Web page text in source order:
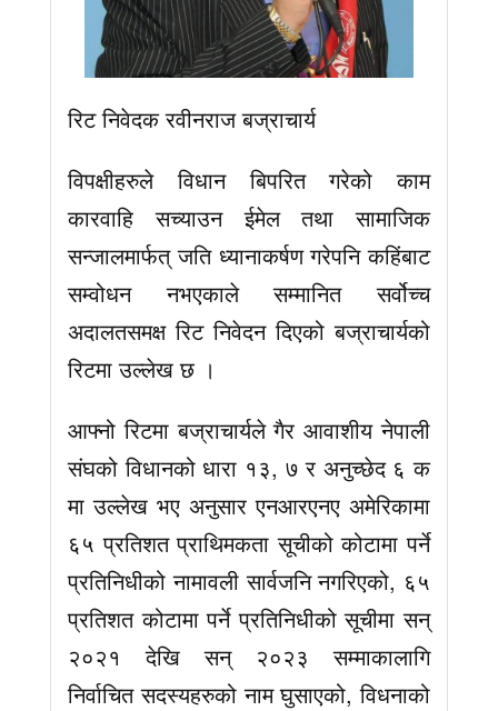
रिट निवेदक रवीनराज बज्राचार्य
विपक्षीहरुले विधान बिपरित गरेको काम
कारवाहि सच्याउन ईमेल तथा सामाजिक
सन्जालमार्फत् जति ध्यानाकर्षण गरेपनि कहिंबाट
सम्वोधन नभएकाले सम्मानित सर्वोच्च
अदालतसमक्ष रिट निवेदन दिएको बज्राचार्यको
रिटमा उल्लेख छ ।
आफ्नो रिटमा बज्राचार्यले गैर आवाशीय नेपाली
संघको विधानको धारा १३, ७ र अनुच्छेद ६ क
मा उल्लेख भए अनुसार एनआरएनए अमेरिकामा
६५ प्रतिशत प्राथिमकता सूचीको कोटामा पर्ने
प्रतिनिधीको नामावली सार्वजनि नगरिएको, ६५
प्रतिशत कोटामा पर्ने प्रतिनिधीको सूचीमा सन्
२०२१ देखि सन् २०२३ सम्माकालागि
निर्वाचित सदस्यहरुको नाम घुसाएको, विधनाको